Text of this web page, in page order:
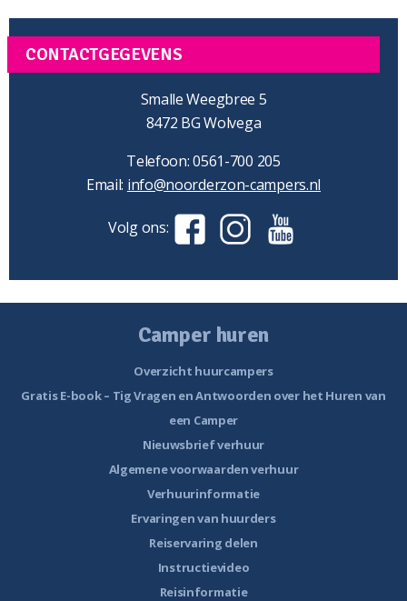
CONTACTGEGEVENS
Smalle Weegbree 5
8472 BG Wolvega
Telefoon: 0561-700 205
Email: info@noorderzon-campers.nl
Volg ons:
Camper huren
Overzicht huurcampers
Gratis E-book – Tig Vragen en Antwoorden over het Huren van
een Camper
Nieuwsbrief verhuur
Algemene voorwaarden verhuur
Verhuurinformatie
Ervaringen van huurders
Reiservaring delen
Instructievideo
Reisinformatie